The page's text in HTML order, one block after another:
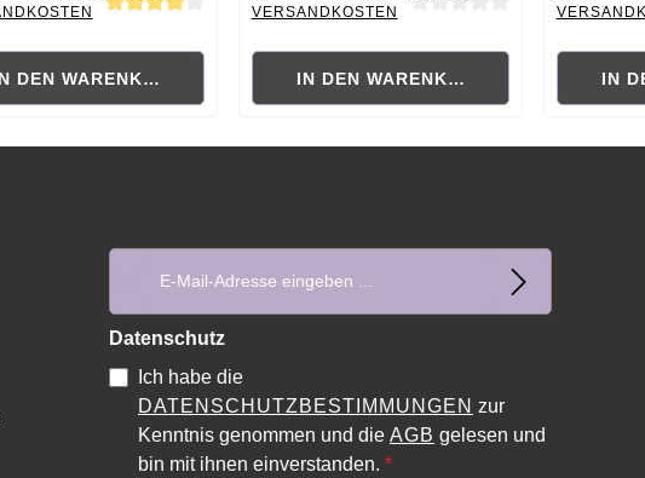
DEN WARENKORB
VERSANDKOSTEN
IN DEN WARENKORB IN
Datenschutz
Ich habe die
DATENSCHUTZBESTIMMUNGEN zur
Kenntnis genommen und die AGB gelesen und
bin mit ihnen einverstanden. *